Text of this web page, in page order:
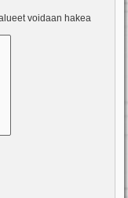
voidaan hakea